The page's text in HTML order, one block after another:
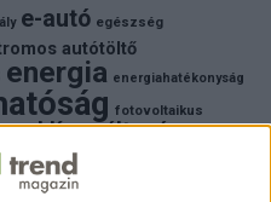
e-autó egészség
autótöltő
energia energiahatékonyság
fotovoltaikus
klímaváltozás
környezetvédelmi hírek